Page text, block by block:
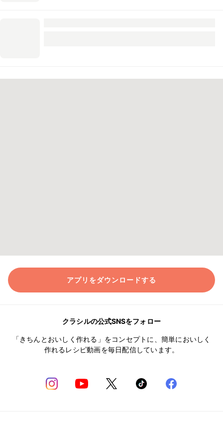
アプリをダウンロードする
クラシルの公式SNSをフォロー
「きちんとおいしく作れる」をコンセプトに、簡単においしく
作れるレシピ動画を毎日配信しています。